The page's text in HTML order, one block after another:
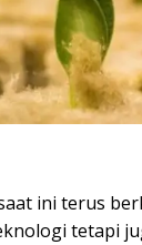
ini terus
tetapi